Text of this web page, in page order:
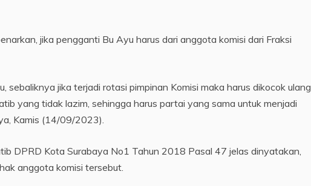
jika pengganti Bu Ayu harus dari anggota komisi dari Fraksi
sebaliknya jika terjadi rotasi pimpinan Komisi maka harus dikocok ulang
yang tidak lazim, sehingga harus partai yang sama untuk menjadi
Kamis (14/09/2023).
DPRD Kota Surabaya No1 Tahun 2018 Pasal 47 jelas dinyatakan,
anggota komisi tersebut.